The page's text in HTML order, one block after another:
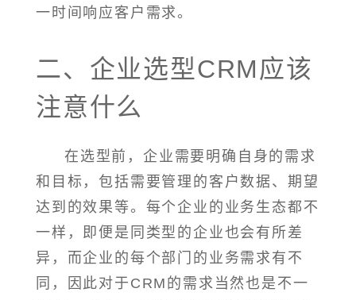
一时间响应客户需求。
二、企业选型CRM应该
注意什么
在选型前，企业需要明确自身的需求
和目标，包括需要管理的客户数据、期望
达到的效果等。每个企业的业务生态都不
一样，即便是同类型的企业也会有所差
异，而企业的每个部门的业务需求有不
同，因此对于CRM的需求当然也是不一